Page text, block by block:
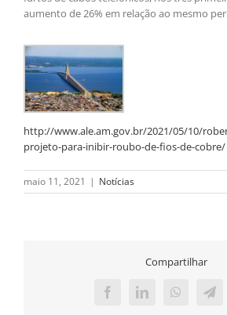
aumento de 26% em relação ao mesmo
http://www.ale.am.gov.br/2021/05/10/
projeto-para-inibir-roubo-de-fios-de-cobre/
maio 11, 2021 | Notícias
Compartilhar
FacebookLinkedInWhatsApp